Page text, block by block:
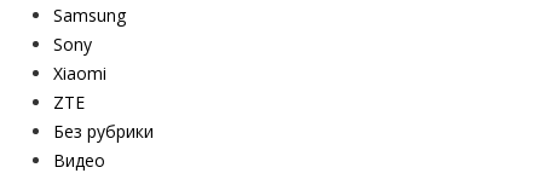
Samsung
Sony
Xiaomi
ZTE
Без рубрики
Видео